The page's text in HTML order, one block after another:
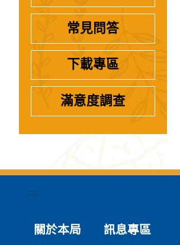
常見問答
下載專區
滿意度調查
:::
關於本局 訊息專區